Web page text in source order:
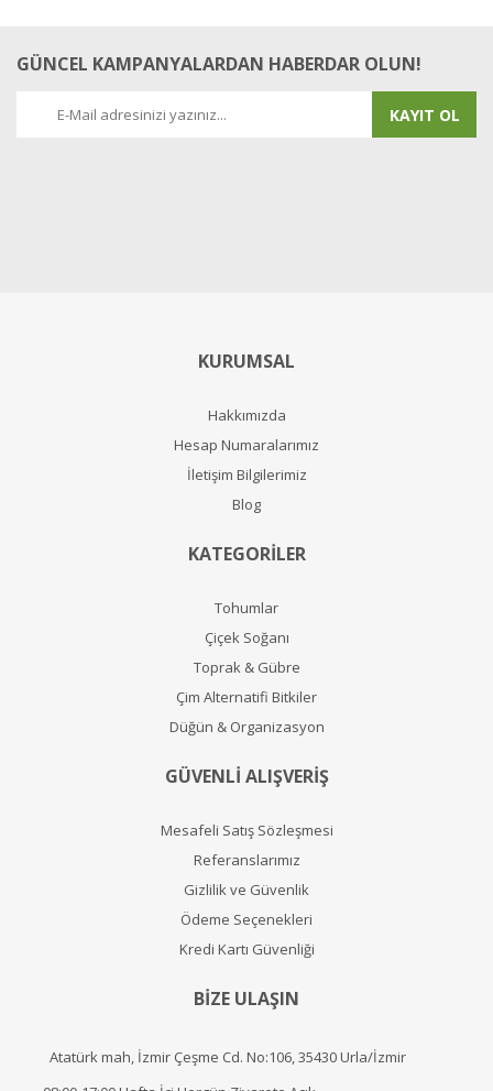
GÜNCEL KAMPANYALARDAN HABERDAR OLUN!
KAYIT OL
KURUMSAL
Hakkımızda
Hesap Numaralarımız
İletişim Bilgilerimiz
Blog
KATEGORİLER
Tohumlar
Çiçek Soğanı
Toprak & Gübre
Çim Alternatifi Bitkiler
Düğün & Organizasyon
GÜVENLİ ALIŞVERİŞ
Mesafeli Satış Sözleşmesi
Referanslarımız
Gizlilik ve Güvenlik
Ödeme Seçenekleri
Kredi Kartı Güvenliği
BİZE ULAŞIN
Atatürk mah, İzmir Çeşme Cd. No:106, 35430 Urla/İzmir